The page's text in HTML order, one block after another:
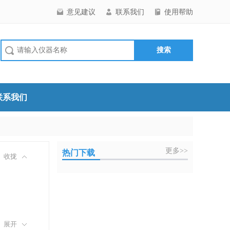
使用帮助
联系我们
意见建议
系我们
收拢
展开
热门下载 更多>>